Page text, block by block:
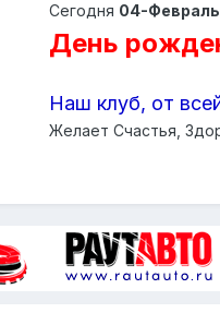
Сегодня 04-Февраль
День
Наш клуб, от
Желает Счастья,